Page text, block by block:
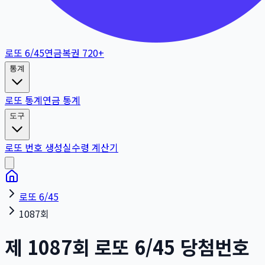
로또 6/45연금복권 720+
통계
로또 통계연금 통계
도구
로또 번호 생성실수령 계산기
로또 6/45
1087회
제 1087회 로또 6/45 당첨번호